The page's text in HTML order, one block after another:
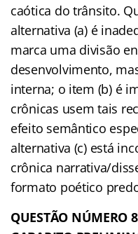
caótica do trânsito.
alternativa (a) é
marca uma divisão
desenvolvimento,
interna; o item (b) é
crônicas usem tais
efeito semântico
alternativa (c) está
crônica narrativa/
formato poético
QUESTÃO NÚMERO 8